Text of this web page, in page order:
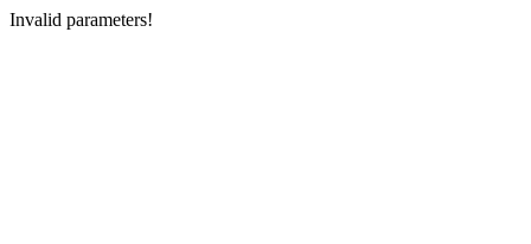
Invalid parameters!